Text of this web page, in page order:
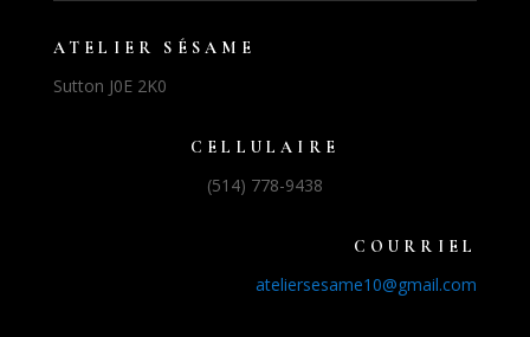
ATELIER SÉSAME
Sutton J0E 2K0
CELLULAIRE
(514) 778-9438
COURRIEL
ateliersesame10@gmail.com